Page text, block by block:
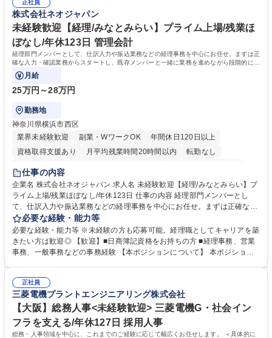
当社の指定する業務 募集職種 東京都品川区【営業アシスタント】未経験O
K◆受発注・事務◆年間休日130日
変化に臨機応変かつ柔軟に対応できる方、約束を守り正確に作業を進めら
れる方を求めています。高度なPCスキルや関数知識は一切不要です。丁
寧な指導体制が整っているため、安心してお仕事をスタートしていただけ
ます。 学歴・資格 学歴：大学院 大学 高専 短大 専修学校 高校 語学力：
資格：
正社員
株式会社ネオジャパン
未経験歓迎【経理/みなとみらい】プライム上場/残業ほ
ぼなし/年休123日 管理会計
経理部門メンバーとして、仕訳入力や振込業務などの経理事務を中心にお任せ。まずは正
確な入力・確認業務からスタートし、既存メンバーと一緒に業務を進めながら段階的に経
理知識を身につけていただきます。
月給
25万円～28万円
勤務地
神奈川県横浜市西区
業界未経験歓迎
副業・WワークOK
年間休日120日以上
資格取得支援あり
月平均残業時間20時間以内
転勤なし
未経験者歓迎
完全週休2日制
交通費支給 駅近5分以内 土日祝休み
服装自由
寮・社宅あり
仕事の内容
企業名 株式会社ネオジャパン 求人名 未経験歓迎【経理/みなとみらい】プ
ライム上場/残業ほぼなし/年休123日 仕事の内容 経理部門メンバーとし
て、仕訳入力や振込業務などの経理事務を中心にお任せ。まずは正確な入
力・確認業務からスタートし、既存メンバーと一緒に業務を進めながら段
階的に経理知識を身につけていただきます。 【具体的には】 ■社内稟議に
基づく仕訳入力 ■月末の振込業務 ■明細作成 ■伝票処理、記帳業務 ■既存
メンバーの業務サポート 【将来的には】 ■月次決算補助 ■四半期・年次決
想定です。 募集職種 未経験歓迎【経理/みなとみらい】プライム上場/残業
ほぼなし/年休123日
必要な経験・能力等
必要な経験・能力等 ※未経験の方も応募可能。経理職としてキャリアを築
きたい方は歓迎◎ 【歓迎】■日商簿記資格をお持ちの方 ■経理事務、営業
事務、一般事務などの事務経験 【本ポジションについて】 本ポジション
当し、3～5年をかけて月次決算・四半期決算・開示資料作成補助などへス
テップアップできます。また、残業は通常月ほぼなく、決算月でも10時間
未満のため、無理なく経理として専門性を身につけられる環境です。 学
歴・資格 学歴：大学院 大学 高専 短大 専修学校 高校 語学力： 資格：日商
簿記検定1級 日商簿記検定2級
正社員
三菱電機プラントエンジニアリング株式会社
【大阪】総務人事<未経験歓迎> 三菱電機G・社会イン
フラを支える/年休127日 採用人事
総務・人事領域を中心に、これまでのご経験に応じて幅広くお任せします。 ＜具体的に